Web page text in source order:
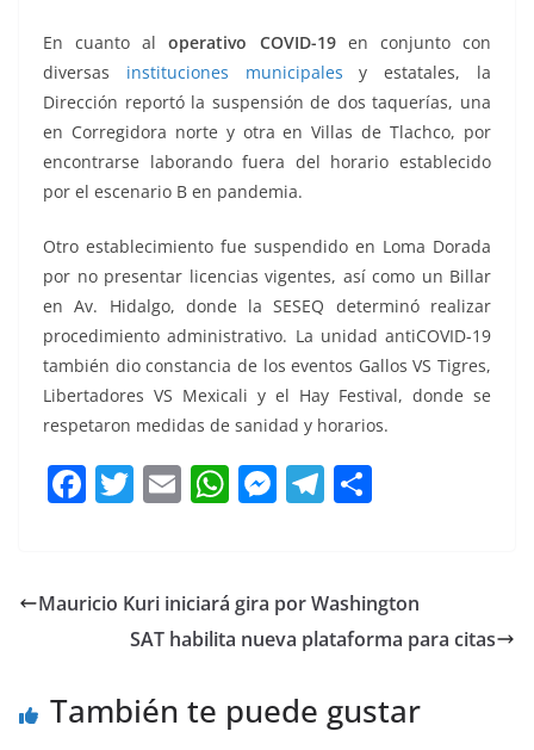
En cuanto aloperativo COVID-19en conjunto con
diversas instituciones municipales y estatales, la
Dirección reportó la suspensión de dos taquerías, una
en Corregidora norte y otra en Villas de Tlachco, por
encontrarse laborando fuera del horario establecido
por el escenario B en pandemia.
Otro establecimiento fue suspendido en Loma Dorada
por no presentar licencias vigentes, así como un Billar
en Av. Hidalgo, donde la SESEQ determinó realizar
procedimiento administrativo. La unidad antiCOVID-19
también dio constancia de los eventos Gallos VS Tigres,
Libertadores VS Mexicali y el Hay Festival, donde se
respetaron medidas de sanidad y horarios.
F
a
e
o
T
w
er
E
m
l
W
h
s
A
p
M
e
e
n
er
T
el
gr
a
p
ar
Mauricio Kuri iniciará gira por Washington
SAT habilita nueva plataforma para citas
También te puede gustar